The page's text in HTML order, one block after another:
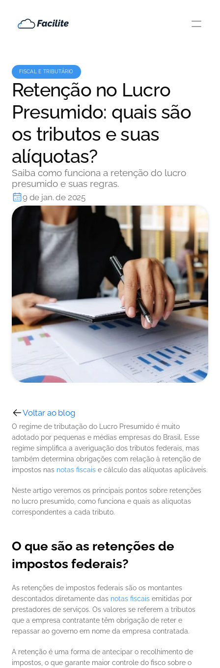
FISCAL E TRIBUTÁRIO
Retenção no Lucro
Presumido: quais são
os tributos e suas
alíquotas?
Saiba como funciona a retenção do lucro
presumido e suas regras.
9 de jan. de 2025
Voltar ao blog
O regime de tributação do Lucro Presumido é muito
adotado por pequenas e médias empresas do Brasil. Esse
regime simplifica a averiguação dos tributos federais, mas
também determina obrigações com relação à retenção de
impostos nas notas fiscais e cálculo das alíquotas aplicáveis.
Neste artigo veremos os principais pontos sobre retenções
no lucro presumido, como funciona e quais as alíquotas
correspondentes a cada tributo.
O que são as retenções de
impostos federais?
As retenções de impostos federais são os montantes
descontados diretamente das notas fiscais emitidas por
prestadores de serviços. Os valores se referem a tributos
que a empresa contratante têm obrigação de reter e
repassar ao governo em nome da empresa contratada.
A retenção é uma forma de antecipar o recolhimento de
impostos, o que garante maior controle do fisco sobre o